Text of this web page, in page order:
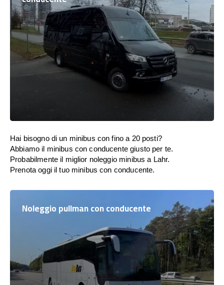
Hai bisogno di un minibus con fino a 20 posti?
Abbiamo il minibus con conducente giusto per te.
Probabilmente il miglior noleggio minibus a Lahr.
Prenota oggi il tuo minibus con conducente.
Noleggio pullman con conducente